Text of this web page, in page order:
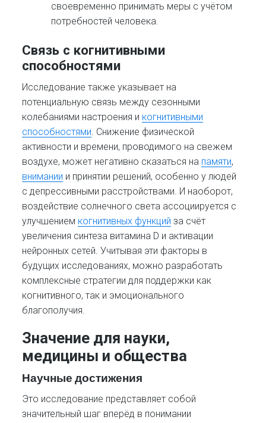
своевременно принимать меры с учётом
потребностей человека.
Связь с когнитивными
способностями
Исследование также указывает на
потенциальную связь между сезонными
колебаниями настроения и когнитивными
способностями . Снижение физической
активности и времени, проводимого на свежем
воздухе, может негативно сказаться на памяти,
внимании и принятии решений, особенно у людей
с депрессивными расстройствами. И наоборот,
воздействие солнечного света ассоциируется с
улучшением когнитивных функций за счёт
увеличения синтеза витамина D и активации
нейронных сетей. Учитывая эти факторы в
будущих исследованиях, можно разработать
комплексные стратегии для поддержки как
когнитивного, так и эмоционального
благополучия.
Значение для науки,
медицины и общества
Научные достижения
Это исследование представляет собой
значительный шаг вперёд в понимании